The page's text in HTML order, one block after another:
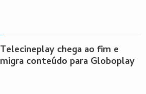
Telecineplay chega ao fim e
migra conteúdo para Globoplay